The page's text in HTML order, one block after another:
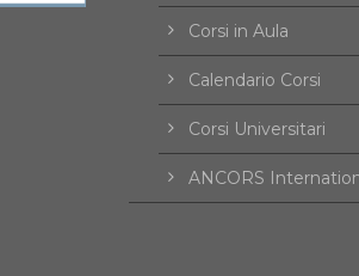
Corsi in Aula
Calendario Corsi
Corsi Universitari
ANCORS